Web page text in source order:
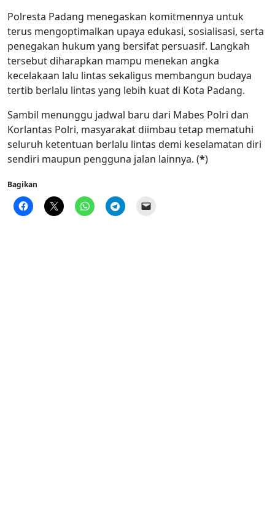
Polresta Padang menegaskan komitmennya untuk
terus mengoptimalkan upaya edukasi, sosialisasi, serta
penegakan hukum yang bersifat persuasif. Langkah
tersebut diharapkan mampu menekan angka
kecelakaan lalu lintas sekaligus membangun budaya
tertib berlalu lintas yang lebih kuat di Kota Padang.
Sambil menunggu jadwal baru dari Mabes Polri dan
Korlantas Polri, masyarakat diimbau tetap mematuhi
seluruh ketentuan berlalu lintas demi keselamatan diri
sendiri maupun pengguna jalan lainnya. (*)
Bagikan